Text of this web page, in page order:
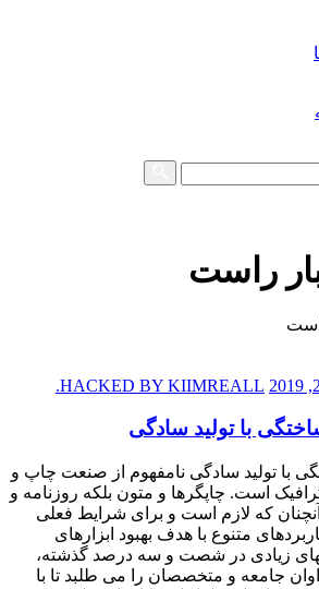
راست
HACKED BY KIIMREALL.
با تولید سادگی
با تولید سادگی نامفهوم از صنعت چاپ و
است. چاپگرها و متون بلکه روزنامه و
که لازم است و برای شرایط فعلی
متنوع با هدف بهبود ابزارهای
زیادی در شصت و سه درصد گذشته،
جامعه و متخصصان را می طلبد تا با